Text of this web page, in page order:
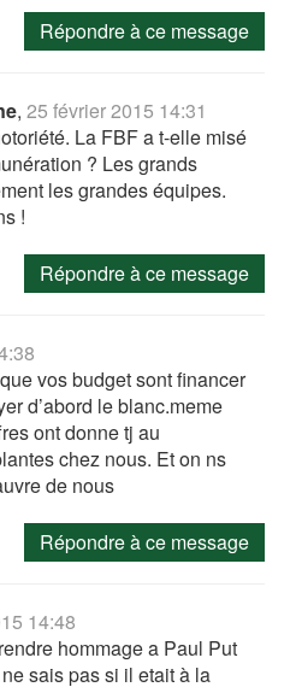
Répondre à ce message
,25 février 2015 14:31
La FBF a t-elle misé
? Les grands
les grandes équipes.
!
Répondre à ce message
vos budget sont financer
d’abord le blanc.meme
ont donne tj au
chez nous. Et on ns
de nous
Répondre à ce message
14:48
hommage a Paul Put
sais pas si il etait à la